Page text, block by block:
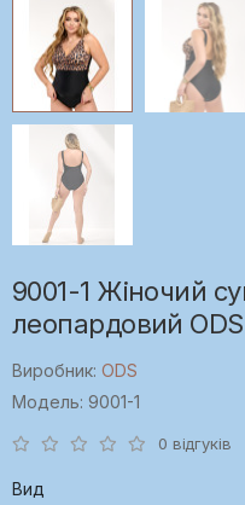
9001-1 Жіночий
леопардовий ODS
Виробник: ODS
Модель: 9001-1
0 відгуків
Вид